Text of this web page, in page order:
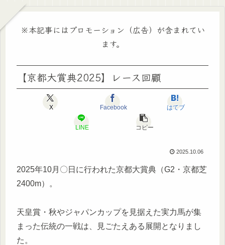
※本記事にはプロモーション（広告）が含まれてい
ます。
【京都大賞典2025】レース回顧
X Facebook はてブ
LINE コピー
2025.10.06
2025年10月〇日に行われた京都大賞典（G2・京都芝
2400m）。
天皇賞・秋やジャパンカップを見据えた実力馬が集
まった伝統の一戦は、見ごたえある展開となりまし
た。